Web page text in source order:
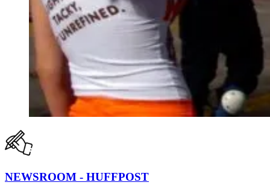
NEWSROOM - HUFFPOST